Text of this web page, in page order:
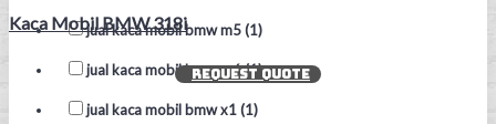
jual kaca mobil bmw m5 (1)
jual kaca mobil bmw m6 (1)
jual kaca mobil bmw x1 (1)
Kaca Mobil BMW 318i
REQUEST QUOTE